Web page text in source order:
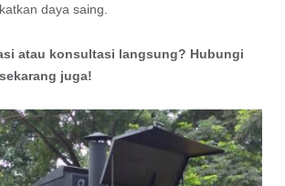
daya saing.
atau konsultasi langsung? Hubungi
juga!